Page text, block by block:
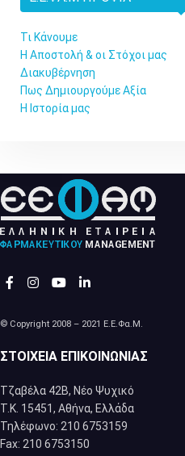
Τι Κάνουμε
Η Αποστολή & οι Στόχοι μας
Διακυβέρνηση
Πως Δημιουργούμε Αξία
Η Ιστορία μας
© Copyright 2008 – 2021 Ε.Ε.Φα.Μ.
ΣΤΟΙΧΕΊΑ ΕΠΙΚΟΙΝΩΝΊΑΣ
Τζαβέλα 42Β, Νέο Ψυχικό
Τ.Κ. 15451, Αθήνα, Eλλάδα
Τηλέφωνο: 210 6753159
Fax: 210 6753150